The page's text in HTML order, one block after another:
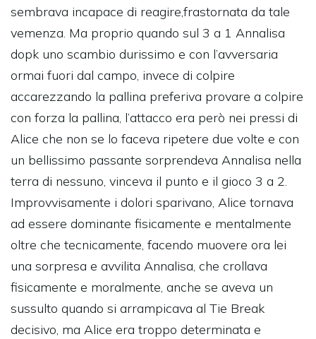
sembrava incapace di reagire,frastornata da tale
vemenza. Ma proprio quando sul 3 a 1 Annalisa
dopk uno scambio durissimo e con l’avversaria
ormai fuori dal campo, invece di colpire
accarezzando la pallina preferiva provare a colpire
con forza la pallina, l’attacco era però nei pressi di
Alice che non se lo faceva ripetere due volte e con
un bellissimo passante sorprendeva Annalisa nella
terra di nessuno, vinceva il punto e il gioco 3 a 2.
Improvvisamente i dolori sparivano, Alice tornava
ad essere dominante fisicamente e mentalmente
oltre che tecnicamente, facendo muovere ora lei
una sorpresa e avvilita Annalisa, che crollava
fisicamente e moralmente, anche se aveva un
sussulto quando si arrampicava al Tie Break
decisivo, ma Alice era troppo determinata e